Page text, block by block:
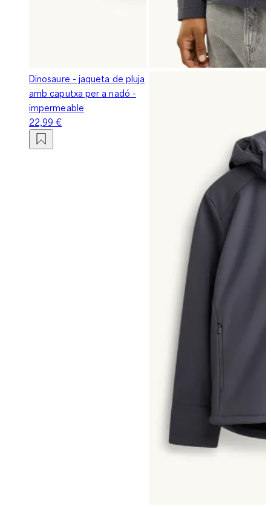
Dinosaure - jaqueta de pluja
amb caputxa per a nadó -
impermeable
22,99 €